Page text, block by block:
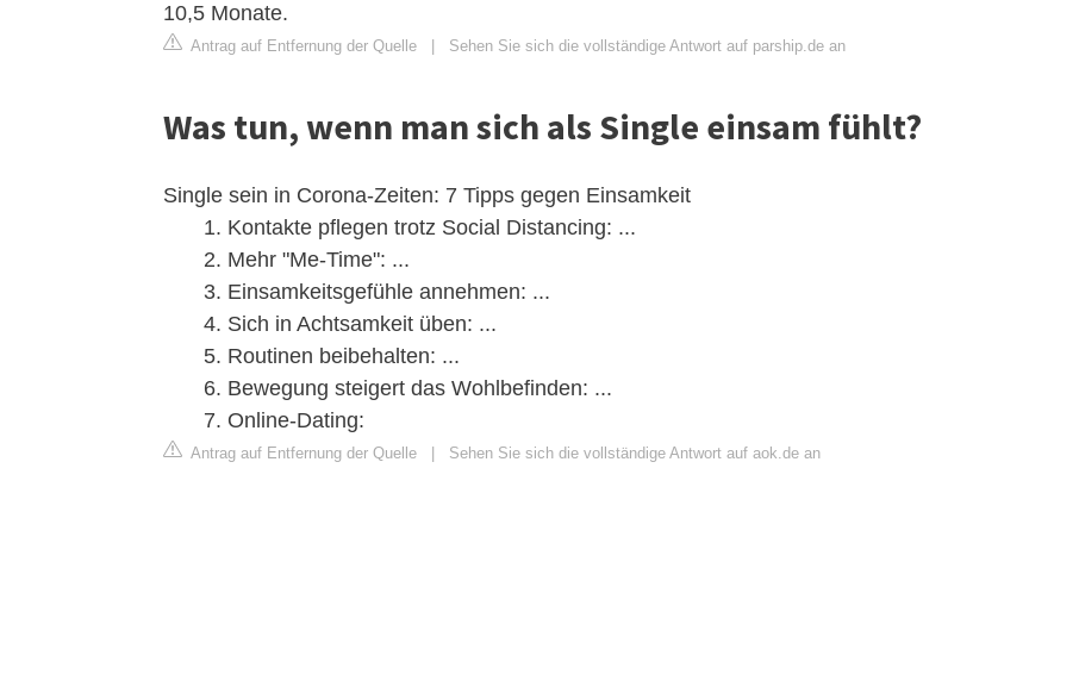
10,5 Monate.
Antrag auf Entfernung der Quelle Sehen Sie sich die vollständige Antwort auf parship.de an
Was tun, wenn man sich als Single einsam fühlt?
Single sein in Corona-Zeiten: 7 Tipps gegen Einsamkeit
Kontakte pflegen trotz Social Distancing: ...
Mehr "Me-Time": ...
Einsamkeitsgefühle annehmen: ...
Sich in Achtsamkeit üben: ...
Routinen beibehalten: ...
Bewegung steigert das Wohlbefinden: ...
Online-Dating:
Antrag auf Entfernung der Quelle Sehen Sie sich die vollständige Antwort auf aok.de an